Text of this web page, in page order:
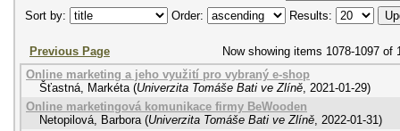
Sort by:
Order: Results:
Previous Page
Now showing items 1078-1097 of
Online marketing a jeho využití pro vybraný e-shop
Šťastná, Markéta (Univerzita Tomáše Bati ve Zlíně, 2021-01-29)
Online marketingová komunikace firmy BeWooden
Netopilová, Barbora (Univerzita Tomáše Bati ve Zlíně, 2022-01-31)